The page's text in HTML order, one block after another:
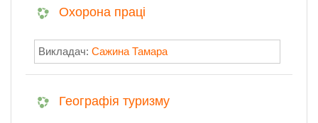
Охорона праці
Викладач: Сажина Тамара
Географія туризму